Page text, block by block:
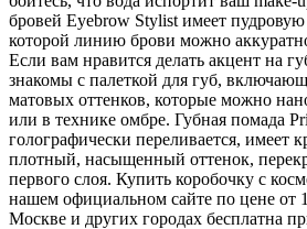
бровей Eyebrow Stylist имеет
которой линию брови можно
Если вам нравится делать акцент на
знакомы с палеткой для губ,
матовых оттенков, которые можно
или в технике омбре. Губная помада
голографически переливается, имеет
плотный, насыщенный оттенок,
первого слоя. Купить коробочку с
нашем официальном сайте по цене от
Москве и других городах бесплатна